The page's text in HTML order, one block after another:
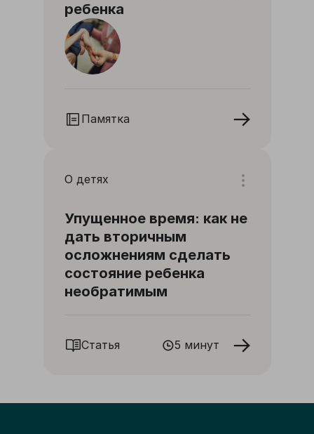
ребенка
Памятка
О детях
Упущенное время: как не
дать вторичным
осложнениям сделать
состояние ребенка
необратимым
Статья 5 минут